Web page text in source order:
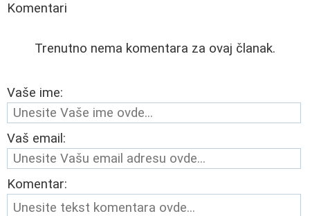
Komentari
Trenutno nema komentara za ovaj članak.
Vaše ime:
Vaš email:
Komentar: